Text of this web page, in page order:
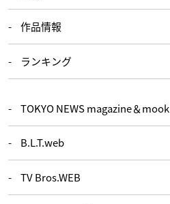
作品情報
ランキング
TOKYO NEWS magazine＆mook
B.L.T.web
TV Bros.WEB